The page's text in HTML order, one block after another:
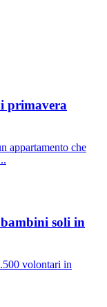
primavera
appartamento che
soli in
volontari in